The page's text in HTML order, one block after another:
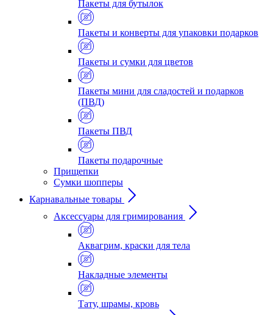
Пакеты для бутылок
Пакеты и конверты для упаковки подарков
Пакеты и сумки для цветов
Пакеты мини для сладостей и подарков
(ПВД)
Пакеты ПВД
Пакеты подарочные
Прищепки
Сумки шопперы
Карнавальные товары
Аксессуары для гримирования
Аквагрим, краски для тела
Накладные элементы
Тату, шрамы, кровь